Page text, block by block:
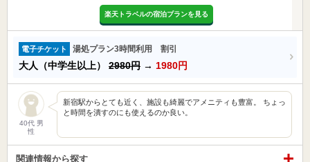
楽天トラベルの宿泊プランを見る
電子チケット 湯処プラン3時間利用 割引
大人（中学生以上） 2980円 → 1980円
40代 男
性
新宿駅からとても近く、施設も綺麗でアメニティも豊富。 ちょっ
と時間を潰すのにも使えるのか良い。
関連情報から探す